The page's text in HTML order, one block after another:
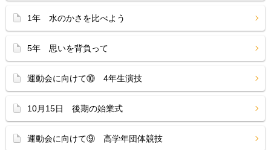
1年 水のかさを比べよう
5年 思いを背負って
運動会に向けて⑩ 4年生演技
10月15日 後期の始業式
運動会に向けて⑨ 高学年団体競技